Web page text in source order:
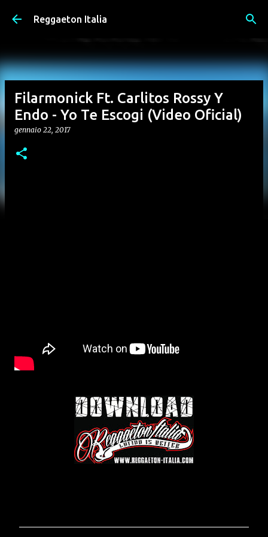
Passa ai contenuti principali
Reggaeton Italia
Filarmonick Ft. Carlitos Rossy Y
Endo - Yo Te Escogi (Video Oficial)
gennaio 22, 2017